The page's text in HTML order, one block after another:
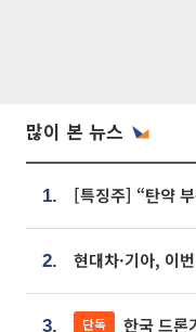
많이 본 뉴스
1.
2.
3. 단독 한국 드론기술,